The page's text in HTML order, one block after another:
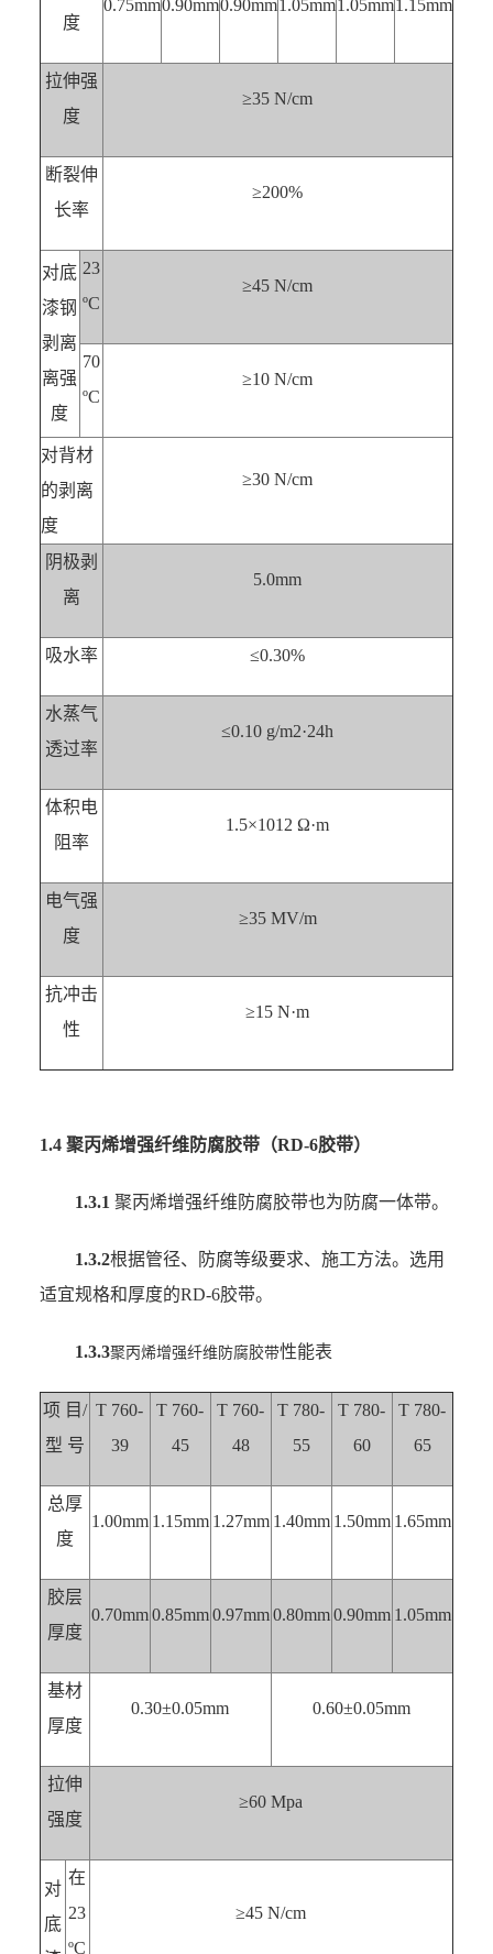
度
0.75mm0.90mm0.90mm1.05mm1.05mm1.15mm
拉伸强
度
≥35 N/cm
断裂伸
长率
≥200%
对底
漆钢
剥离
离强
度
23
ºC
≥45 N/cm
70
ºC
≥10 N/cm
对背材
的剥离
度
≥30 N/cm
阴极剥
离
5.0mm
吸水率 ≤0.30%
水蒸气
透过率
≤0.10 g/m2·24h
体积电
阻率
1.5×1012 Ω·m
电气强
度
≥35 MV/m
抗冲击
性
≥15 N·m
1.4 聚丙烯增强纤维防腐胶带（RD-6胶带）
1.3.1 聚丙烯增强纤维防腐胶带也为防腐一体带。
1.3.2根据管径、防腐等级要求、施工方法。选用
适宜规格和厚度的RD-6胶带。
1.3.3聚丙烯增强纤维防腐胶带性能表
项 目/
型 号
T 760-
39
T 760-
45
T 760-
48
T 780-
55
T 780-
60
T 780-
65
总厚
度
1.00mm 1.15mm 1.27mm 1.40mm 1.50mm 1.65mm
胶层
厚度
0.70mm0.85mm0.97mm0.80mm0.90mm 1.05mm
基材
厚度
0.30±0.05mm 0.60±0.05mm
拉伸
强度
≥60 Mpa
对
底
在
23
ºC
≥45 N/cm